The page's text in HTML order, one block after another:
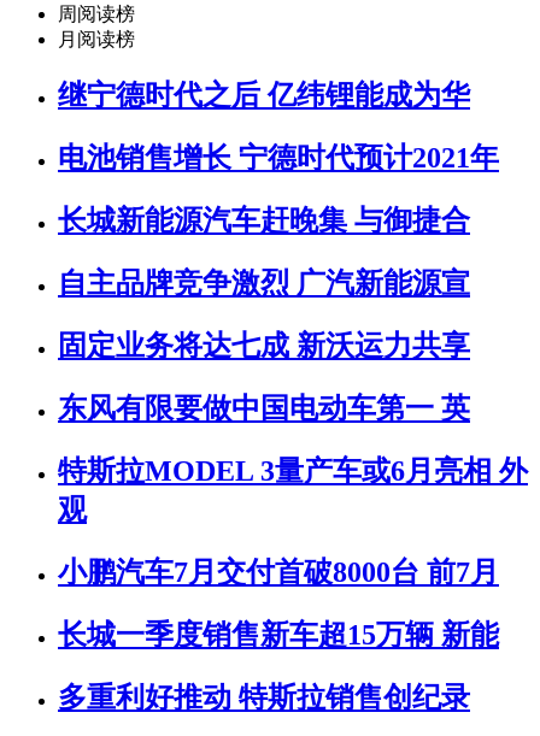
周阅读榜
月阅读榜
继宁德时代之后 亿纬锂能成为华
电池销售增长 宁德时代预计2021年
长城新能源汽车赶晚集 与御捷合
自主品牌竞争激烈 广汽新能源宣
固定业务将达七成 新沃运力共享
东风有限要做中国电动车第一 英
特斯拉MODEL 3量产车或6月亮相 外
观
小鹏汽车7月交付首破8000台 前7月
长城一季度销售新车超15万辆 新能
多重利好推动 特斯拉销售创纪录